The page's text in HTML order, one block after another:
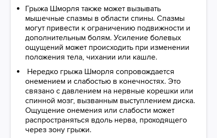
Грыжа Шморля также может вызывать
мышечные спазмы в области спины. Спазмы
могут привести к ограничению подвижности и
дополнительным болям. Усиление болевых
ощущений может происходить при изменении
положения тела, чихании или кашле.
Нередко грыжа Шморля сопровождается
онемением и слабостью в конечностях. Это
связано с давлением на нервные корешки или
спинной мозг, вызванным выступлением диска.
Ощущение онемения или слабости может
распространяться вдоль нерва, проходящего
через зону грыжи.